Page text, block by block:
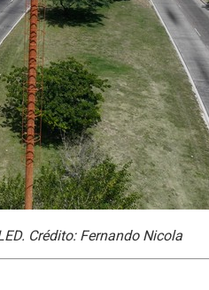
Crédito: Fernando Nicola